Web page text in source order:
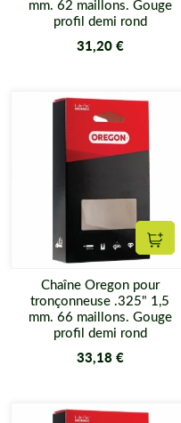
mm. 62 maillons. Gouge
profil demi rond
31,20 €
Chaîne Oregon pour
tronçonneuse .325" 1,5
mm. 66 maillons. Gouge
profil demi rond
33,18 €